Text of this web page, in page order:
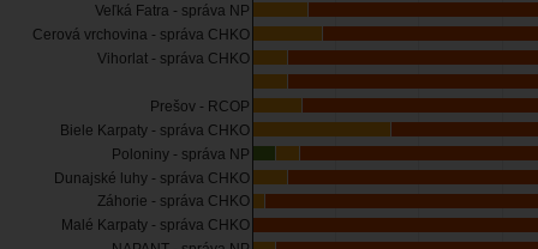
Veľká Fatra - správa NP
Cerová vrchovina - správa CHKO
Vihorlat - správa CHKO
Prešov - RCOP
Biele Karpaty - správa CHKO
Poloniny - správa NP
Dunajské luhy - správa CHKO
Záhorie - správa CHKO
Malé Karpaty - správa CHKO